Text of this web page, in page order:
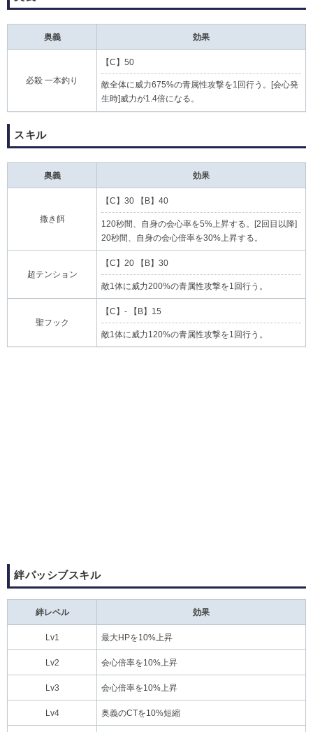
奥義 効果
必殺 一本釣り
【C】50
敵全体に威力675%の青属性攻撃を1回行う。[会心発
生時]威力が1.4倍になる。
スキル
奥義 効果
撒き餌
【C】30 【B】40
120秒間、自身の会心率を5%上昇する。[2回目以降]
20秒間、自身の会心倍率を30%上昇する。
超テンション
【C】20 【B】30
敵1体に威力200%の青属性攻撃を1回行う。
聖フック
【C】- 【B】15
敵1体に威力120%の青属性攻撃を1回行う。
絆パッシブスキル
絆レベル 効果
Lv1 最大HPを10%上昇
Lv2 会心倍率を10%上昇
Lv3 会心倍率を10%上昇
Lv4 奥義のCTを10%短縮